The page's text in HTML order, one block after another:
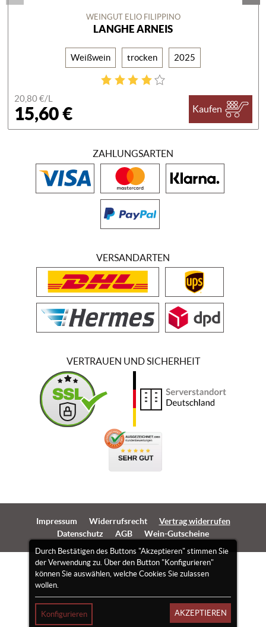
WEINGUT ELIO FILIPPINO
LANGHE ARNEIS
Weißwein trocken 2025
20,80 €/L
15,60 € Kaufen
Durch Bestätigen des Buttons "Akzeptieren" stimmen Sie
der Verwendung zu. Über den Button "Konfigurieren"
können Sie auswählen, welche Cookies Sie zulassen
wollen.
Konfigurieren AKZEPTIEREN
ZAHLUNGSARTEN
VERSANDARTEN
VERTRAUEN UND SICHERHEIT
Impressum Widerrufsrecht
Vertrag widerrufen
Datenschutz
AGB Wein-Gutscheine